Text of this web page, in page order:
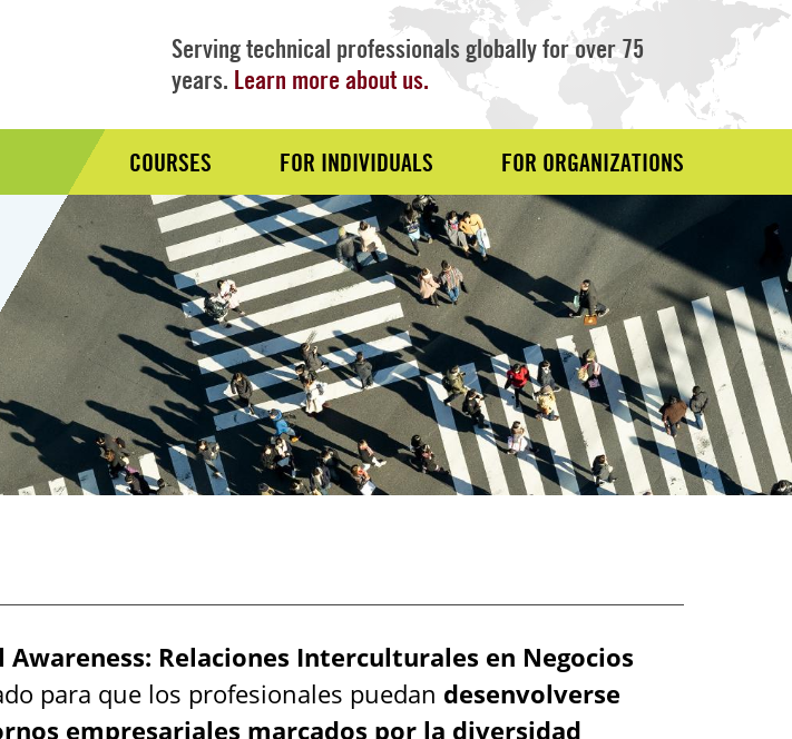
Serving technical professionals globally for over 75
years. Learn more about us.
Audience
Nav
COURSES FOR INDIVIDUALS FOR ORGANIZATIONS
Awareness: Relaciones Interculturales en Negocios
para que los profesionales puedan desenvolverse
empresariales marcados por la diversidad